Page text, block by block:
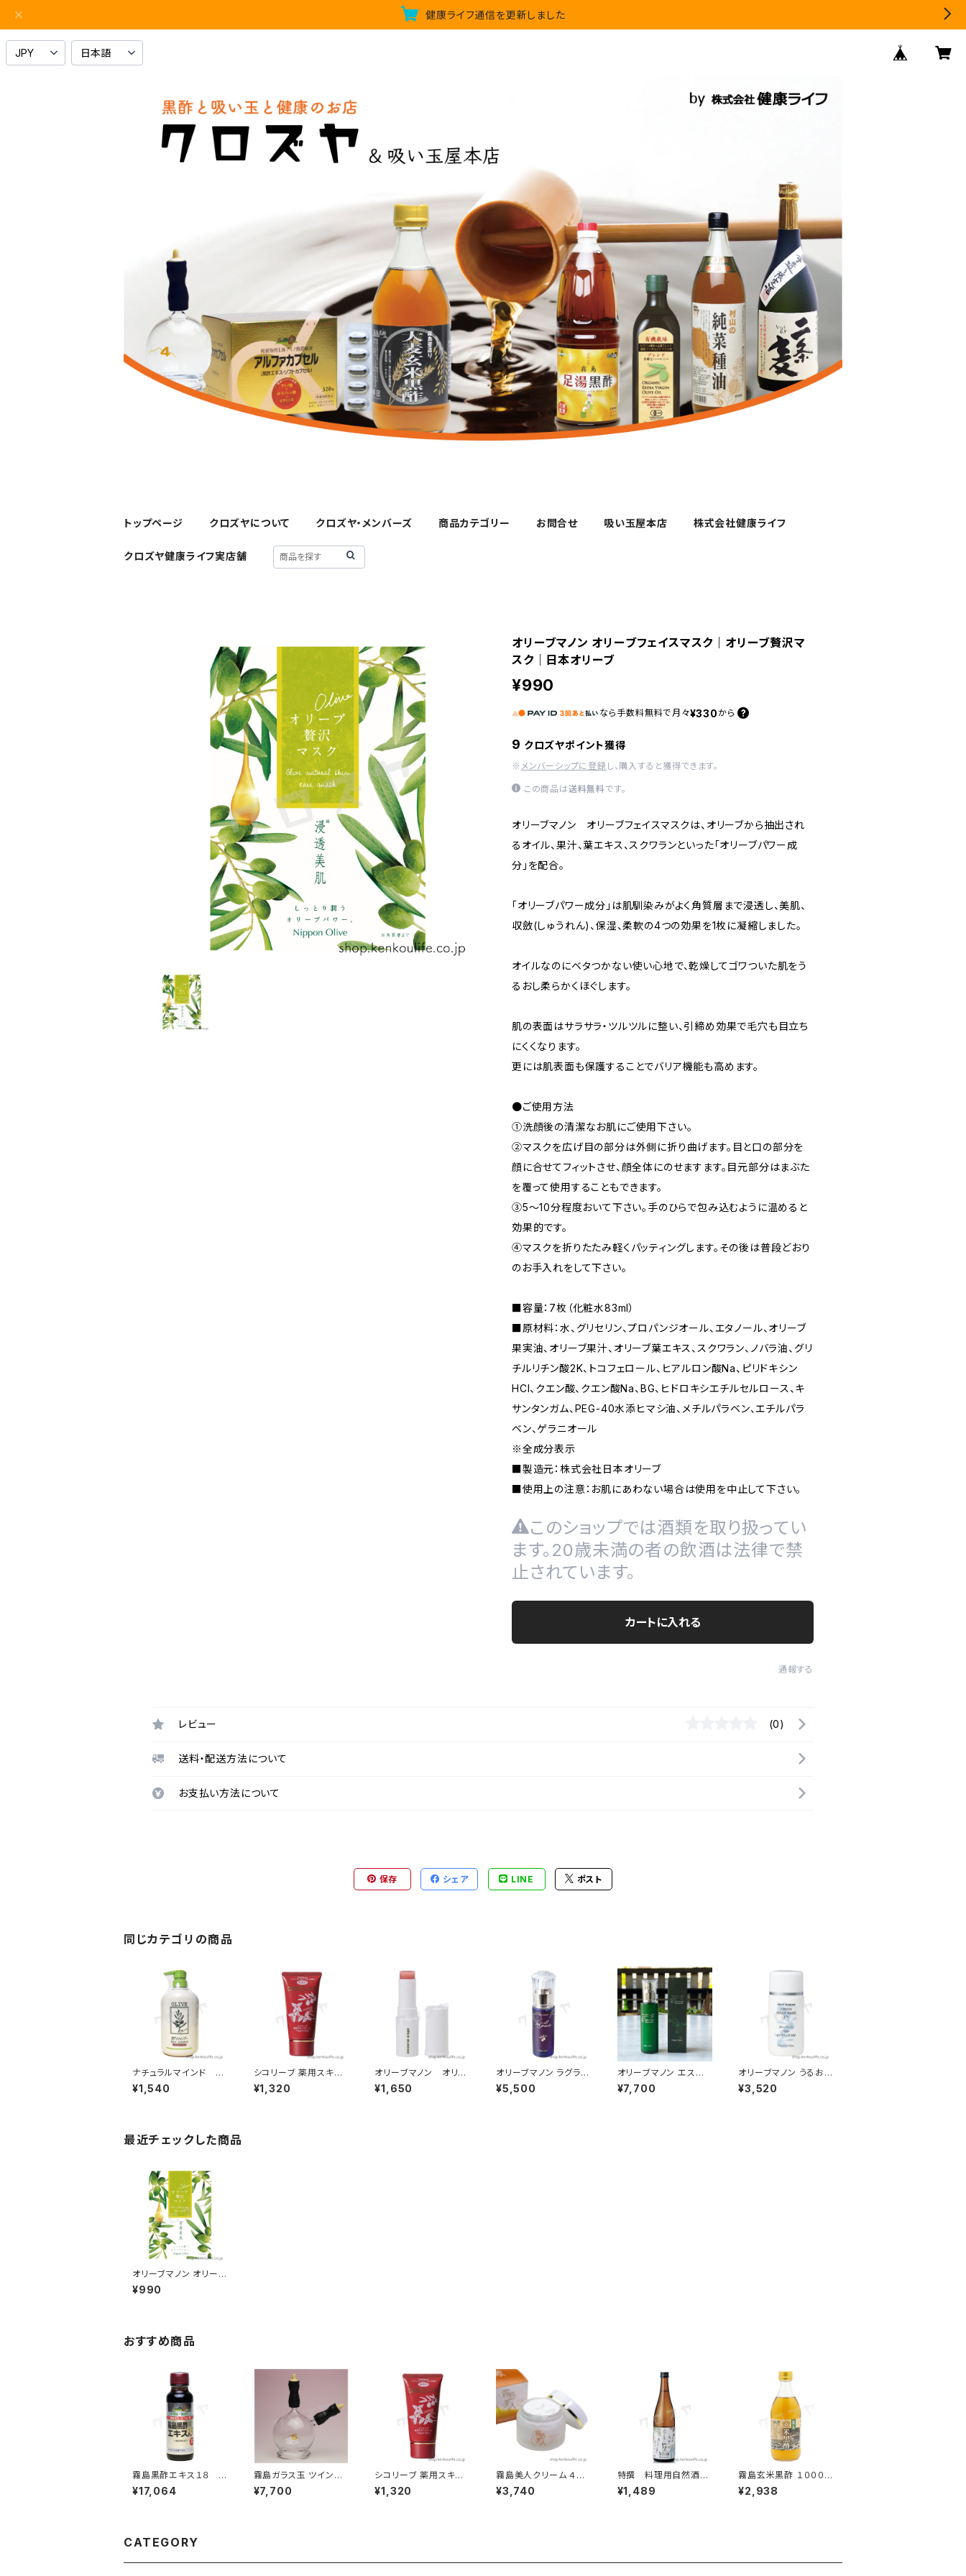
健康ライフ通信を更新しました
トップページ クロズヤについて クロズヤ・メンバーズ 商品カテゴリー お問合せ 吸い玉屋本店 株式会社健康ライフ
クロズヤ健康ライフ実店舗
オリーブマノン オリーブフェイスマスク｜オリーブ贅沢マ
スク｜日本オリーブ
¥990
なら 手数料無料で 月々¥330 から
9 クロズヤポイント獲得
※ メンバーシップに登録 し、購入すると獲得できます。
この商品は送料無料です。
オリーブマノン オリーブフェイスマスクは、オリーブから抽出され
るオイル、果汁、葉エキス、スクワランといった「オリーブパワー成
分」を配合。
「オリーブパワー成分」は肌馴染みがよく角質層まで浸透し、美肌、
収斂(しゅうれん)、保湿、柔軟の4つの効果を1枚に凝縮しました。
オイルなのにベタつかない使い心地で、乾燥してゴワついた肌をう
るおし柔らかくほぐします。
肌の表面はサラサラ・ツルツルに整い、引締め効果で毛穴も目立ち
にくくなります。
更には肌表面も保護することでバリア機能も高めます。
●ご使用方法
①洗顔後の清潔なお肌にご使用下さい。
②マスクを広げ目の部分は外側に折り曲げます。目と口の部分を
顔に合せてフィットさせ、顔全体にのせますます。目元部分はまぶた
を覆って使用することもできます。
③5～10分程度おいて下さい。手のひらで包み込むように温めると
効果的です。
④マスクを折りたたみ軽くパッティングします。その後は普段どおり
のお手入れをして下さい。
■容量：7枚（化粧水83ml）
■原材料：水、グリセリン、プロパンジオール、エタノール、オリーブ
果実油、オリーブ果汁、オリーブ葉エキス、スクワラン、ノバラ油、グリ
チルリチン酸2K、トコフェロール、ヒアルロン酸Na、ピリドキシン
HCl、クエン酸、クエン酸Na、BG、ヒドロキシエチルセルロース、キ
サンタンガム、PEG-40水添ヒマシ油、メチルパラベン、エチルパラ
ベン、ゲラニオール
※全成分表示
■製造元：株式会社日本オリーブ
■使用上の注意：お肌にあわない場合は使用を中止して下さい。
このショップでは酒類を取り扱ってい
ます。20歳未満の者の飲酒は法律で禁
止されています。
カートに入れる
通報する
レビュー (0)
送料・配送方法について
お支払い方法について
保存 シェア LINE ポスト
同じカテゴリの商品
ナチュラルマインド ボ
ディーシャンプー800m
l｜天然保湿成分配合｜
¥1,540
シコリーブ 薬用スキン
クリーム ８０g｜無香料
天然保湿成分配合｜日
¥1,320
オリーブマノン オリー
ブリップ 3.5g｜天然
由来成分のみ使用｜日
¥1,650
オリーブマノン ラグラシ
アオイル 30ml｜美容
オイル｜日本オリーブ
¥5,500
オリーブマノン エスペラ
ンサ エマルシオン 80
ml｜酸化ストレス肌の
¥7,700
オリーブマノン うるおい
メイクベースUV ２６ml
｜ノンケミカエルでお肌
¥3,520
最近チェックした商品
オリーブマノン オリーブ
フェイスマスク｜オリー
ブ贅沢マスク｜日本オ
¥990
おすすめ商品
霧島黒酢エキス１８ ５
０ml｜発酵玄米濃縮ア
ミノ酸｜霧島黒酢
¥17,064
霧島ガラス玉 ツイン完
成品 ５号｜エステカッ
ピング｜吸灸
¥7,700
シコリーブ 薬用スキン
クリーム ８０g｜無香料
天然保湿成分配合｜日
¥1,320
霧島美人クリーム ４８g
｜国産黒酢配合スキン
ケア｜霧島黒酢
¥3,740
特撰 料理用自然酒
720ml ｜飲んで美味し
い料理用日本酒｜澤田
¥1,489
霧島玄米黒酢 １０００m
l｜九州産玄米100%の
壺醸造｜霧島黒酢
¥2,938
CATEGORY